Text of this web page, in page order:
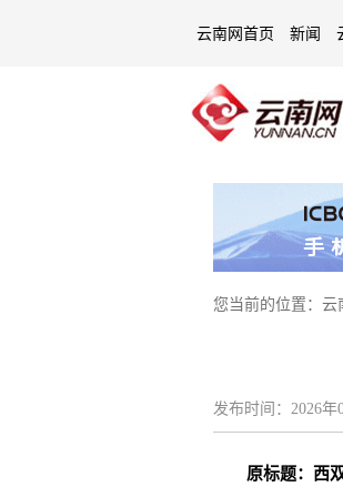
云南网首页 新闻
您当前的位置： 云
发布时间： 2026年
原标题：西